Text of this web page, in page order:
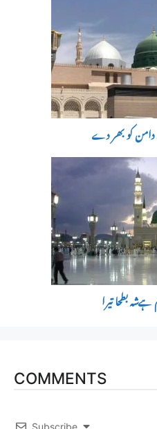
دامن کو بھر دے
ہےشہ بطحا تیرا
COMMENTS
Subscribe